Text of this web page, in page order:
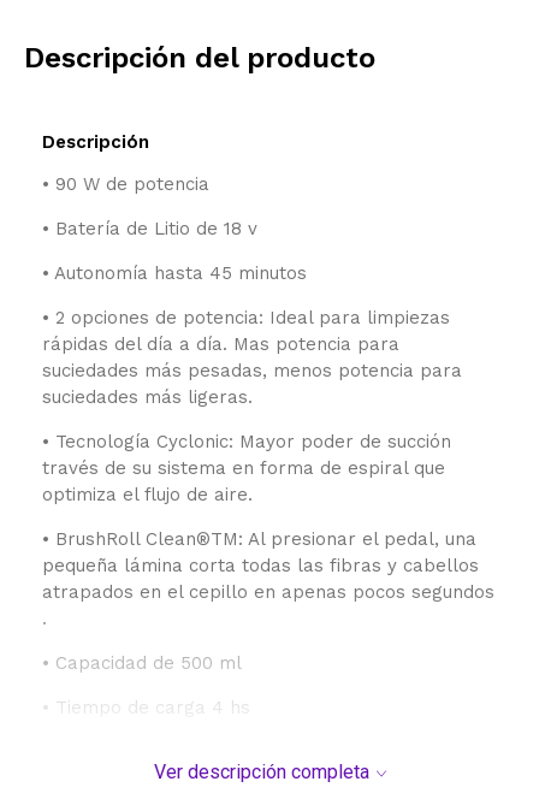
Descripción del producto
Descripción
• 90 W de potencia
• Batería de Litio de 18 v
• Autonomía hasta 45 minutos
• 2 opciones de potencia: Ideal para limpiezas
rápidas del día a día. Mas potencia para
suciedades más pesadas, menos potencia para
suciedades más ligeras.
• Tecnología Cyclonic: Mayor poder de succión
través de su sistema en forma de espiral que
optimiza el flujo de aire.
• BrushRoll Clean®TM: Al presionar el pedal, una
pequeña lámina corta todas las fibras y cabellos
atrapados en el cepillo en apenas pocos segundos
.
• Capacidad de 500 ml
• Tiempo de carga 4 hs
Ver descripción completa